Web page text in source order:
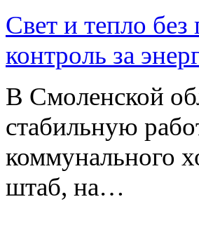
Свет и тепло
контроль за
В Смоленской
стабильную
коммунального
штаб, на…